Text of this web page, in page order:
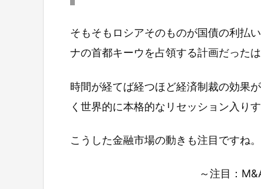
そもそもロシアそのものが国債の利払
ナの首都キーウを占領する計画だった
時間が経てば経つほど経済制裁の効果
く世界的に本格的なリセッション入り
こうした金融市場の動きも注目ですね。
～注目：